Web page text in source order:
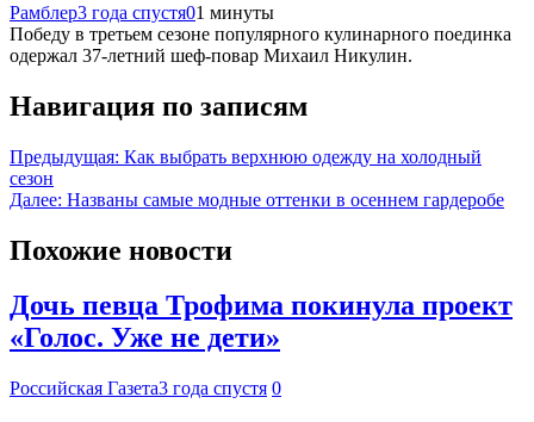
Рамблер3 года спустя01 минуты
Победу в третьем сезоне популярного кулинарного поединка
одержал 37-летний шеф-повар Михаил Никулин.
Навигация по записям
Предыдущая: Как выбрать верхнюю одежду на холодный
сезон
Далее: Названы самые модные оттенки в осеннем гардеробе
Похожие новости
Дочь певца Трофима покинула проект
«Голос. Уже не дети»
Российская Газета3 года спустя 0